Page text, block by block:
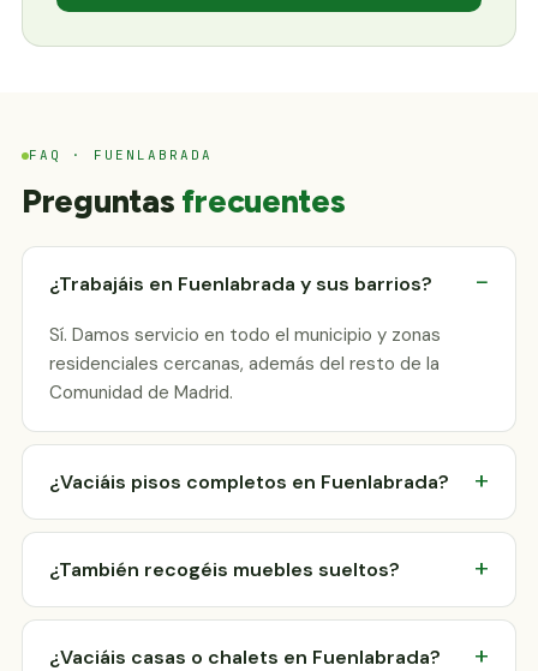
FAQ · FUENLABRADA
Preguntas frecuentes
¿Trabajáis en Fuenlabrada y sus barrios?
Sí. Damos servicio en todo el municipio y zonas
residenciales cercanas, además del resto de la
Comunidad de Madrid.
¿Vaciáis pisos completos en Fuenlabrada?
¿También recogéis muebles sueltos?
¿Vaciáis casas o chalets en Fuenlabrada?